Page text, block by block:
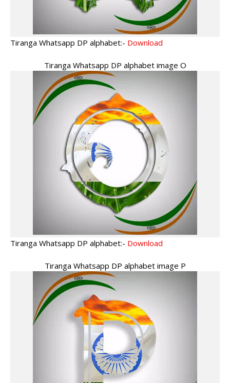
Tiranga Whatsapp DP alphabet:- Download
Tiranga Whatsapp DP alphabet image O
Tiranga Whatsapp DP alphabet:- Download
Tiranga Whatsapp DP alphabet image P